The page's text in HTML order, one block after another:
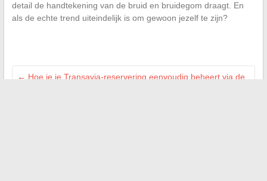
detail de handtekening van de bruid en bruidegom draagt. En
als de echte trend uiteindelijk is om gewoon jezelf te zijn?
← Hoe je je Transavia-reservering eenvoudig beheert via de